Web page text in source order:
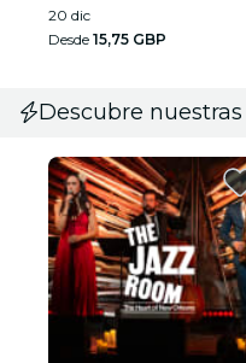
20 dic
Desde 15,75 GBP
Descubre